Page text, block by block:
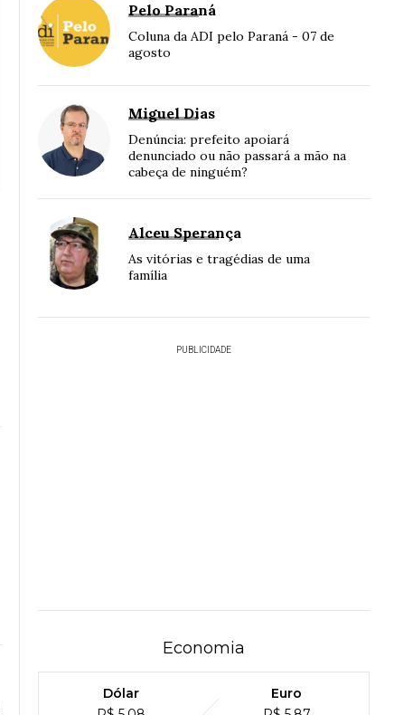
Pelo Paraná
Coluna da ADI pelo Paraná - 07 de
agosto
Miguel Dias
Denúncia: prefeito apoiará
denunciado ou não passará a mão na
cabeça de ninguém?
Alceu Sperança
As vitórias e tragédias de uma
família
PUBLICIDADE
Economia
Dólar
Euro